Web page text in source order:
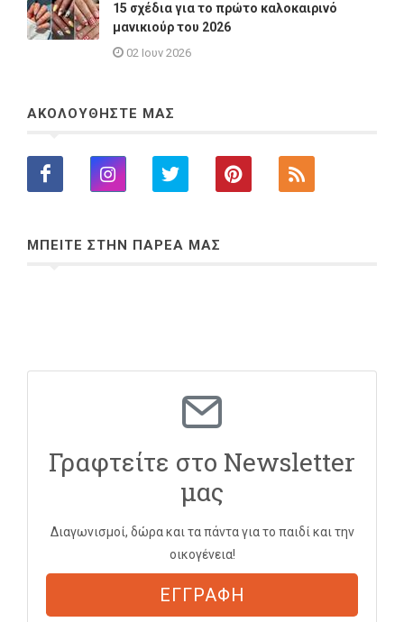
15 σχέδια για το πρώτο καλοκαιρινό
μανικιούρ του 2026
02 Ιουν 2026
ΑΚΟΛΟΥΘΗΣΤΕ ΜΑΣ
ΜΠΕΙΤΕ ΣΤΗΝ ΠΑΡΕΑ ΜΑΣ
Γραφτείτε στο Newsletter
μας
Διαγωνισμοί, δώρα και τα πάντα για το παιδί και την
οικογένεια!
ΕΓΓΡΑΦΗ